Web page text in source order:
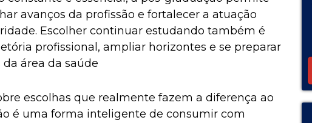
avanços da profissão e fortalecer a atuação
Escolher continuar estudando também é
profissional, ampliar horizontes e se preparar
área da saúde
escolhas que realmente fazem a diferença ao
é uma forma inteligente de consumir com